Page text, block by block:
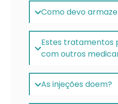
Como devo
Estes tratamentos
com outros
As injeções doem?